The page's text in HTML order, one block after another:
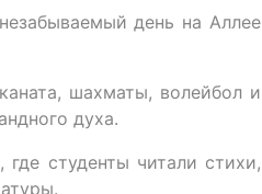
день на Аллее
шахматы, волейбол и
духа.
студенты читали стихи,